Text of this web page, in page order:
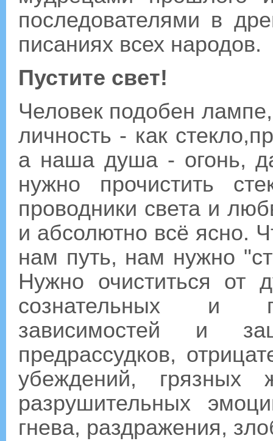
последователями в
писаниях всех народов.
Пустите свет!
Человек подобен
личность - как
а наша душа - огонь,
нужно прочистить
проводники света и
и абсолютно всё ясно.
нам путь, нам нужно
Нужно очиститься от
сознательных и
зависимостей и
предрассудков,
убеждений,
разрушительных
гнева, раздражения,